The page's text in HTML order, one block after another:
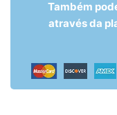
Também
através da